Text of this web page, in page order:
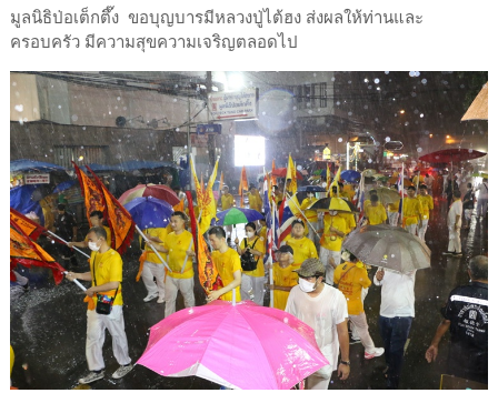
มูลนิธิป่อเต็กตึ๊ง ขอบุญบารมีหลวงปู่ไต้ฮง ส่งผลให้ท่านและ
ครอบครัว มีความสุขความเจริญตลอดไป